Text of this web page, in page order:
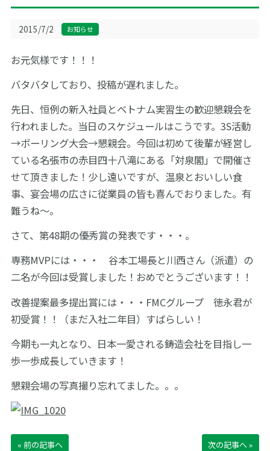
English
2015/7/2 お知らせ
お元気様です！！！
バタバタしており、投稿が遅れました。
先日、恒例の新入社員とベトナム実習生の歓迎懇親会を
行われました。当日のスケジュールはこうです。3S活動
→ボーリング大会→懇親会。今回は初めて後輩が経営し
ている名張市の赤目四十八滝にある「対泉閣」で開催さ
せて頂きました！少し遠いですが、温泉とおいしい食
事、宴会場の広さに従業員の皆も喜んでおりました。有
難うね～。
さて、第48期の優秀賞の発表です・・・。
専務MVPには・・・ 谷本工場長と川西さん（派遣）の
二名が今回は受賞しました！おめでとうございます！！
改善提案最多提出賞には・・・FMCグループ 徳永君が
初受賞！！（まだ入社二年目）すばらしい！
今期も一丸となり、日本一愛される鋳造会社を目指し一
歩一歩成長していきます！
懇親会場の写真撮り忘れてました。。。
« 前の記事へ 次の記事へ »